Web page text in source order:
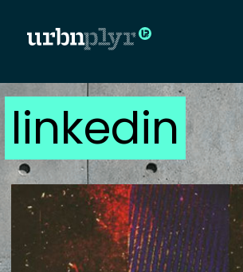
CÍMLAP
DIZÁJN
DIVAT
HIP
linkedin